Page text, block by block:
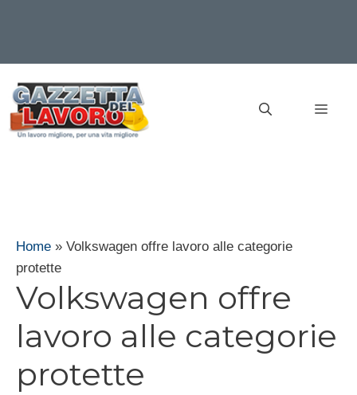
contenuto
Home » Volkswagen offre lavoro alle categorie
protette
Volkswagen offre
lavoro alle categorie
protette